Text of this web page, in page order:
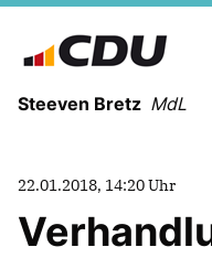
Steeven Bretz MdL
22.01.2018, 14:20 Uhr